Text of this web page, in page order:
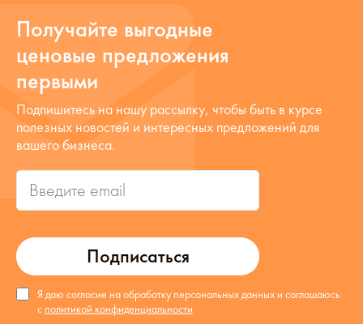
Получайте выгодные
ценовые предложения
первыми
Подписаться
Я даю согласие на обработку персональных данных и соглашаюсь
с политикой конфиденциальности
Подпишитесь на нашу рассылку, чтобы быть в курсе
полезных новостей и интересных предложений для
вашего бизнеса.